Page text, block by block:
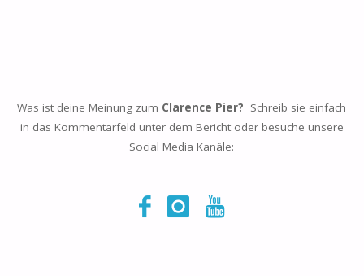
Was ist deine Meinung zum Clarence Pier? Schreib sie einfach
in das Kommentarfeld unter dem Bericht oder besuche unsere
Social Media Kanäle: